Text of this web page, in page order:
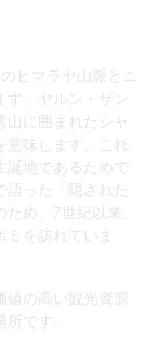
ヒマラヤ山脈とニ
す。ヤルン・ザン
山に囲まれたシャ
意味します。これ
地であるためで
語った「隠された
め、7世紀以来、
を訪れていま
の高い観光資源
です。